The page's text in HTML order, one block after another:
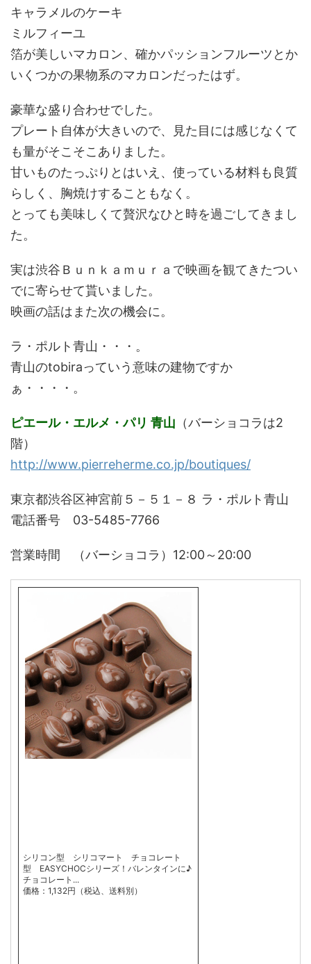
キャラメルのケーキ
ミルフィーユ
箔が美しいマカロン、確かパッションフルーツとか
いくつかの果物系のマカロンだったはず。
豪華な盛り合わせでした。
プレート自体が大きいので、見た目には感じなくて
も量がそこそこありました。
甘いものたっぷりとはいえ、使っている材料も良質
らしく、胸焼けすることもなく。
とっても美味しくて贅沢なひと時を過ごしてきまし
た。
実は渋谷Ｂｕｎｋａｍｕｒａで映画を観てきたつい
でに寄らせて貰いました。
映画の話はまた次の機会に。
ラ・ポルト青山・・・。
青山のtobiraっていう意味の建物ですか
ぁ・・・・。
ピエール・エルメ・パリ 青山 （バーショコラは2
階）
http://www.pierreherme.co.jp/boutiques/
東京都渋谷区神宮前５－５１－８ ラ・ポルト青山
電話番号 03-5485-7766
営業時間 （バーショコラ）12:00～20:00
シリコン型 シリコマート チョコレート
型 EASYCHOCシリーズ！バレンタインに♪
チョコレート...
価格：1,132円（税込、送料別）